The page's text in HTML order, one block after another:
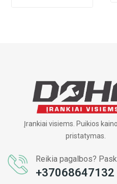
Įrankiai visiems. Puikios
pristatymas.
Reikia pagalbos?
+37068647132